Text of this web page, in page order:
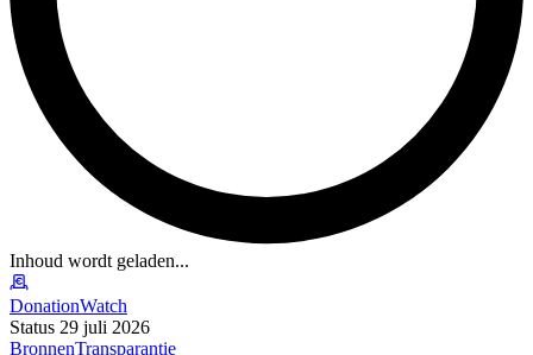
Inhoud wordt geladen...
DonationWatch
Status 29 juli 2026
BronnenTransparantie